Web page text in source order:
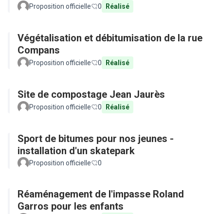
Proposition officielle 0 Réalisé
Végétalisation et débitumisation de la rue
Compans
Proposition officielle 0 Réalisé
Site de compostage Jean Jaurès
Proposition officielle 0 Réalisé
Sport de bitumes pour nos jeunes -
installation d'un skatepark
Proposition officielle 0
Réaménagement de l'impasse Roland
Garros pour les enfants